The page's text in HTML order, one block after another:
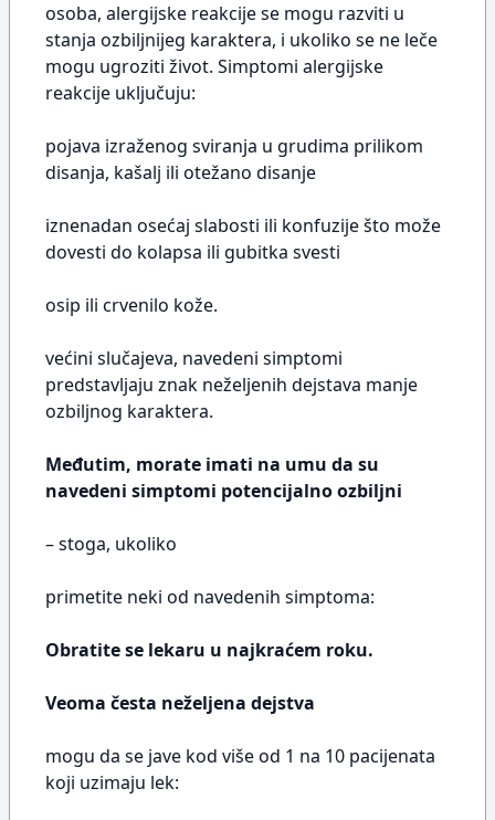
osoba, alergijske reakcije se mogu razviti u
stanja ozbiljnijeg karaktera, i ukoliko se ne leče
mogu ugroziti život. Simptomi alergijske
reakcije uključuju:
pojava izraženog sviranja u grudima prilikom
disanja, kašalj ili otežano disanje
iznenadan osećaj slabosti ili konfuzije što može
dovesti do kolapsa ili gubitka svesti
osip ili crvenilo kože.
većini slučajeva, navedeni simptomi
predstavljaju znak neželjenih dejstava manje
ozbiljnog karaktera.
Međutim, morate imati na umu da su
navedeni simptomi potencijalno ozbiljni
– stoga, ukoliko
primetite neki od navedenih simptoma:
Obratite se lekaru u najkraćem roku.
Veoma česta neželjena dejstva
mogu da se jave kod više od 1 na 10 pacijenata
koji uzimaju lek: